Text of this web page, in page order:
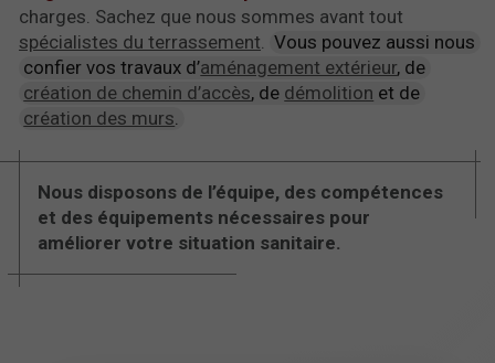
charges. Sachez que nous sommes avant tout
spécialistes du terrassement. Vous pouvez aussi nous
confier vos travaux d’aménagement extérieur, de
création de chemin d’accès, de démolition et de
création des murs.
Nous disposons de l’équipe, des compétences
et des équipements nécessaires pour
améliorer votre situation sanitaire.